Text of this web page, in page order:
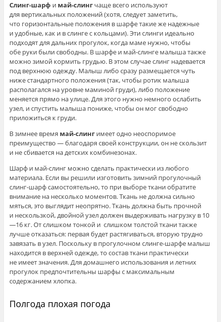
Слинг-шарф и май-слингчаще всего используют
для вертикальных положений (хотя, следует заметить,
что горизонтальные положения в шарфе такие же надежные
и удобные, как и в слинге с кольцами). Эти слинги идеально
подходят для дальних прогулок, когда маме нужно, чтобы
обе руки были свободны. В шарфе и май-слинге малыша также
можно зимой кормить грудью. В этом случае слинг надевается
под верхнюю одежду. Малыш либо сразу размещается чуть
ниже стандартного положения (так, чтобы ротик малыша
располагался на уровне маминой груди), либо положение
меняется прямо на улице. Для этого нужно немного ослабить
узел, и спустить малыша пониже, чтобы он мог свободно
приложиться к груди.
В зимнее время май-слингимеет одно неоспоримое
преимущество — благодаря своей конструкции, он не скользит
и не сбивается на детских комбинезонах.
Шарф и май-слинг можно сделать практически из любого
материала. Если вы решили изготовить зимний прогулочный
слинг-шарф самостоятельно, то при выборе ткани обратите
внимание на несколько моментов. Ткань не должна сильно
мяться, это выглядит неопрятно. Ткань должна быть прочной
и нескользкой, двойной узел должен выдерживать нагрузку в 10
—16 кг. От слишком тонкой и слишком толстой ткани также
лучше отказаться: первая будет растягиваться, вторую трудно
завязать в узел. Поскольку в прогулочном слинге-шарфе малыш
находится в верхней одежде, то состав ткани практически
не имеет значения. Для домашнего использования и летних
прогулок предпочтительны шарфы с максимальным
содержанием хлопка.
Полгода плохая погода